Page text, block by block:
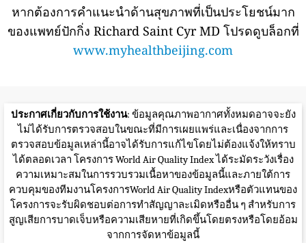
หากต้องการคำแนะนำด้านสุขภาพที่เป็นประโยชน์มาก
ของแพทย์ปักกิ่ง Richard Saint Cyr MD โปรดดูบล็อกที่
www.myhealthbeijing.com
ประกาศเกี่ยวกับการใช้งาน: ข้อมูลคุณภาพอากาศทั้งหมดอาจจะยัง
ไม่ได้รับการตรวจสอบในขณะที่มีการเผยแพร่และเนื่องจากการ
ตรวจสอบข้อมูลเหล่านี้อาจได้รับการแก้ไขโดยไม่ต้องแจ้งให้ทราบ
ได้ตลอดเวลา โครงการ World Air Quality Index ได้ระมัดระวังเรื่อง
ความเหมาะสมในการรวบรวมเนื้อหาของข้อมูลนี้และภายใต้การ
ควบคุมของทีมงานโครงการWorld Air Quality Indexหรือตัวแทนของ
โครงการจะรับผิดชอบต่อการทำสัญญาละเมิดหรืออื่น ๆ สำหรับการ
สูญเสียการบาดเจ็บหรือความเสียหายที่เกิดขึ้นโดยตรงหรือโดยอ้อม
จากการจัดหาข้อมูลนี้